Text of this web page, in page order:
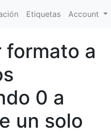
Etiquetas Account
formato a
0 a
un solo